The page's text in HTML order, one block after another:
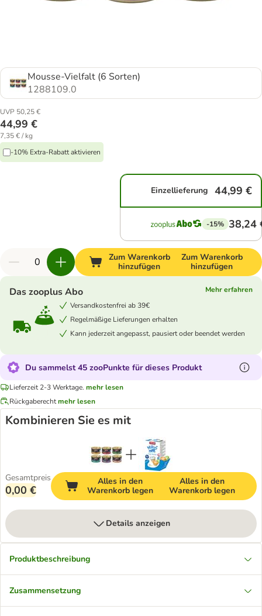
Mousse-Vielfalt (6 Sorten)
1288109.0
UVP 50,25 €
44,99 €
7,35 € / kg
-10% Extra-Rabatt aktivieren
Einzellieferung 44,99 €
-15% 38,24
Zum Warenkorb
hinzufügen
Zum Warenkorb
hinzufügen
Das zooplus Abo
Mehr erfahren
Versandkostenfrei ab 39€
Regelmäßige Lieferungen erhalten
Kann jederzeit angepasst, pausiert oder beendet werden
Du sammelst 45 zooPunkte für dieses Produkt
Lieferzeit 2-3 Werktage. mehr lesen
Rückgaberechtmehr lesen
Kombinieren Sie es mit
Gesamtpreis
0,00 €
Alles in den
Warenkorb legen
Alles in den
Warenkorb legen
Details anzeigen
Produktbeschreibung
Zusammensetzung